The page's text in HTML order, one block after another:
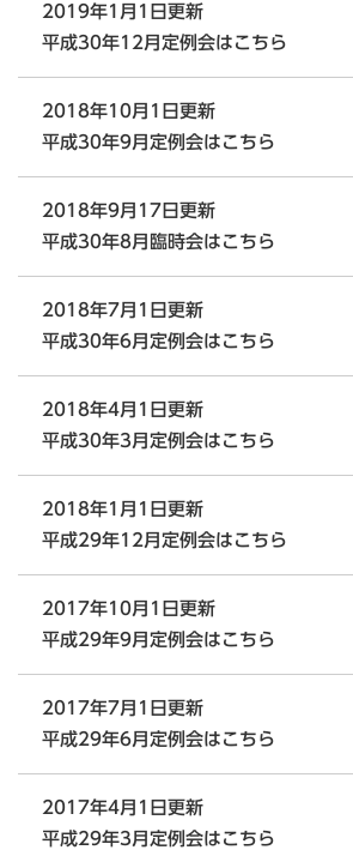
2019年1月1日更新
平成30年12月定例会はこちら
2018年10月1日更新
平成30年9月定例会はこちら
2018年9月17日更新
平成30年8月臨時会はこちら
2018年7月1日更新
平成30年6月定例会はこちら
2018年4月1日更新
平成30年3月定例会はこちら
2018年1月1日更新
平成29年12月定例会はこちら
2017年10月1日更新
平成29年9月定例会はこちら
2017年7月1日更新
平成29年6月定例会はこちら
2017年4月1日更新
平成29年3月定例会はこちら